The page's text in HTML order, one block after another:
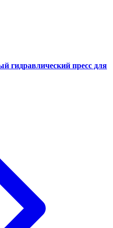
гидравлический пресс для